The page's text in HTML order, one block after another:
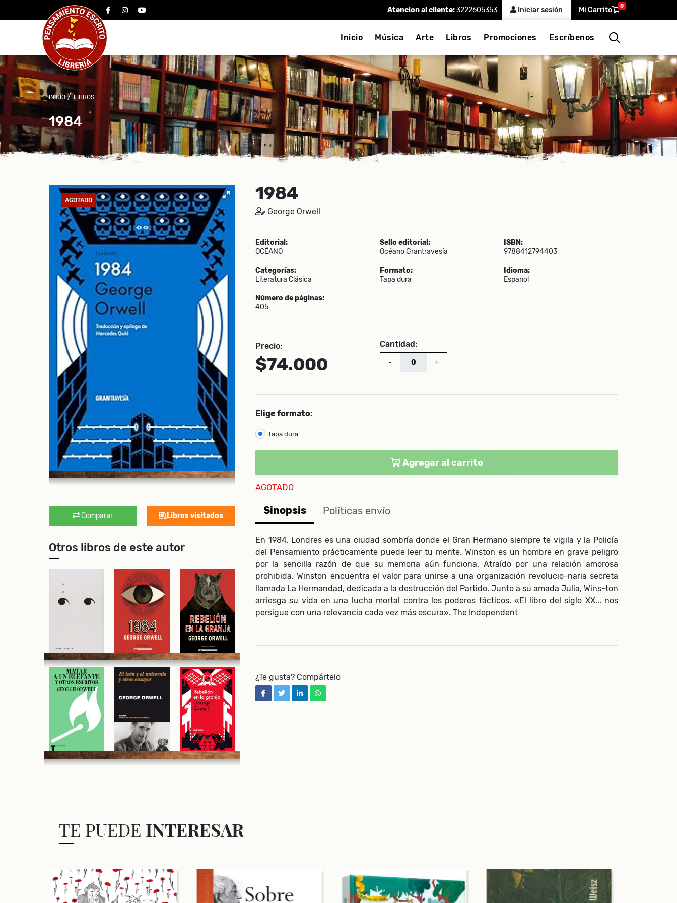
facebookinstagram
youtube Atencion al cliente:3222605353 Iniciar sesión Mi Carrito 0
Inicio Música Arte Libros Promociones Escríbenos
INICIO/LIBROS
1984
AGOTADO 1984
George Orwell
Editorial:
OCÉANO
Sello editorial:
Océano Grantravesía
ISBN:
9788412794403
Categorías:
Literatura Clásica
Formato:
Tapa dura
Idioma:
Español
Número de páginas:
405
Precio:
$74.000
Cantidad:
- +
Elige formato:
Tapa dura
Agregar al carrito
AGOTADO
Comparar Libros visitados
Otros libros de este autor
Sinopsis Políticas envío
En 1984, Londres es una ciudad sombría donde el Gran Hermano siempre te vigila y la Policía
del Pensamiento prácticamente puede leer tu mente. Winston es un hombre en grave peligro
por la sencilla razón de que su memoria aún funciona. Atraído por una relación amorosa
prohibida, Winston encuentra el valor para unirse a una organización revolucio-naria secreta
llamada La Hermandad, dedicada a la destrucción del Partido. Junto a su amada Julia, Wins-ton
arriesga su vida en una lucha mortal contra los poderes fácticos. «El libro del siglo XX... nos
persigue con una relevancia cada vez más oscura». The Independent
¿Te gusta? Compártelo
facebooktwitterlinkedinwhatsapp
TE PUEDE INTERESAR